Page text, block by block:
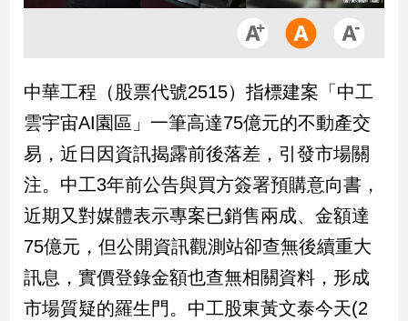
品
政
治
政
治
焦
觀
點
民
調
中華工程（股票代號2515）指標建案「中工
雲宇宙AI園區」一筆高達75億元的不動產交
易，近日因資訊揭露前後落差，引發市場關
注。中工3年前公告與買方簽署預購意向書，
近期又對媒體表示專案已銷售兩成、金額達
75億元，但公開資訊觀測站卻查無後續重大
訊息，實價登錄金額也查無相關資料，形成
市場質疑的羅生門。中工股東黃文泰今天(2